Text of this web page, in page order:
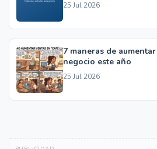
25 Jul 2026
7 maneras de
negocio este año
25 Jul 2026